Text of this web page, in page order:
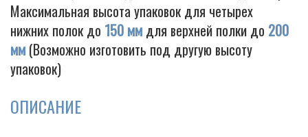
Максимальная высота упаковок для четырех
нижних полок до 150 мм для верхней полки до 200
мм (Возможно изготовить под другую высоту
упаковок)
ОПИСАНИЕ